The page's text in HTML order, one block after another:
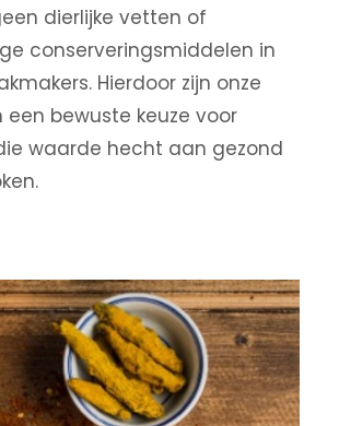
dierlijke vetten of
conserveringsmiddelen in
Hierdoor zijn onze
bewuste keuze voor
waarde hecht aan gezond